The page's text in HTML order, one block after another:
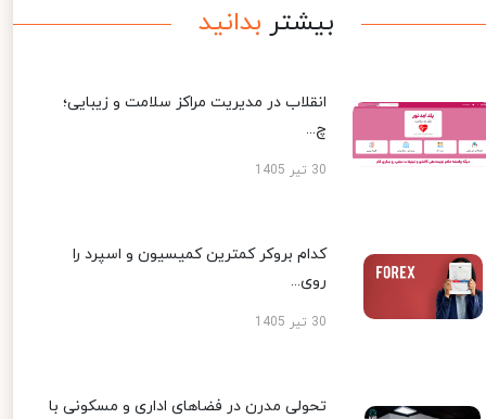
بیشتر بدانید
انقلاب در مدیریت مراکز سلامت و زیبایی؛
چ...
30 تیر 1405
کدام بروکر کمترین کمیسیون و اسپرد را
روی...
30 تیر 1405
تحولی مدرن در فضاهای اداری و مسکونی با